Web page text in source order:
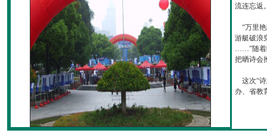
流连忘返
“万里艳
游艇破浪
……”随着
把晒诗会
这次“诗
办、省教